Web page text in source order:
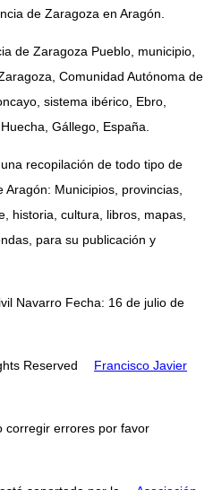
de Zaragoza en Aragón.
de Zaragoza Pueblo, municipio,
Comunidad Autónoma de
sistema ibérico, Ebro,
Gállego, España.
recopilación de todo tipo de
Municipios, provincias,
historia, cultura, libros, mapas,
para su publicación y
Navarro Fecha: 16 de julio de
Reserved
Francisco Javier
corregir errores por favor